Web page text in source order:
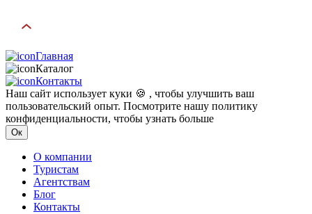
Главная
Каталог
Контакты
Наш сайт использует куки 🍪 , чтобы улучшить ваш
пользовательский опыт. Посмотрите нашу политику
конфиденциальности, чтобы узнать больше
Ок
О компании
Туристам
Агентствам
Блог
Контакты